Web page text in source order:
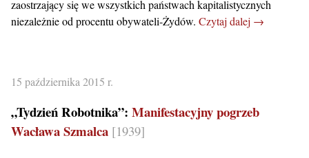
zaostrzający się we wszystkich państwach kapitalistycznych
niezależnie od procentu obywateli-Żydów. Czytaj dalej →
15 października 2015 r.
„Tydzień Robotnika”: Manifestacyjny pogrzeb
Wacława Szmalca [1939]